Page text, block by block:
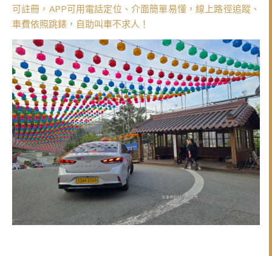
可註冊，APP可用電話定位、介面簡單易懂，線上路徑追蹤、
車費依照跳錶，自助叫車不求人！